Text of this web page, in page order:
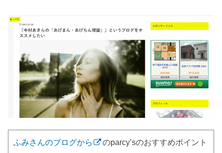
ふみさんのブログから のparcy’sのおすすめポイント